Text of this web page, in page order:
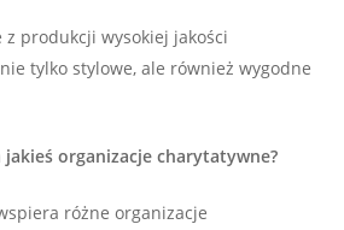
z produkcji wysokiej jakości
tylko stylowe, ale również wygodne
jakieś organizacje charytatywne?
różne organizacje